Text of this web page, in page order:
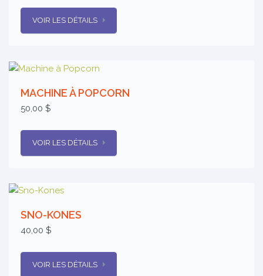
VOIR LES DÉTAILS
MACHINE À POPCORN
50,00 $
VOIR LES DÉTAILS
SNO-KONES
40,00 $
VOIR LES DÉTAILS